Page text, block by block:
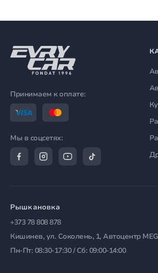
Принимаем к оплате:
Мы в соцсетях:
Рышкановка
+373 78 808 878
Кишинев, ул. Соколень, 1, Автоцентр
Пн-Пт: 08:30-17:30 / Сб: 09:00-14:00